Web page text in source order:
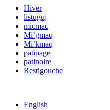
Hiver
listuguj
micmac
Mi’gmaq
Mi’kmaq
patinage
patinoire
Restigouche
English